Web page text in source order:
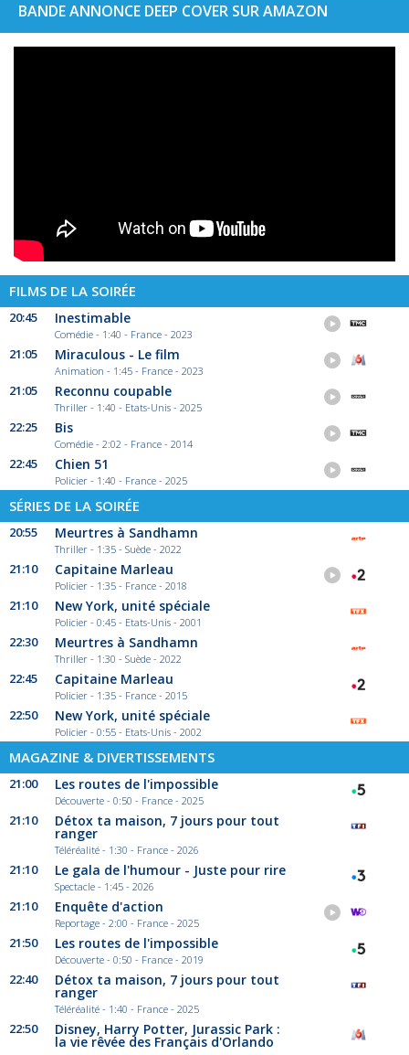
BANDE ANNONCE DEEP COVER SUR AMAZON
FILMS DE LA SOIRÉE
20:45 Inestimable
Comédie - 1:40 - France - 2023
21:05 Miraculous - Le film
Animation - 1:45 - France - 2023
21:05 Reconnu coupable
Thriller - 1:40 - Etats-Unis - 2025
22:25 Bis
Comédie - 2:02 - France - 2014
22:45 Chien 51
Policier - 1:40 - France - 2025
SÉRIES DE LA SOIRÉE
20:55 Meurtres à Sandhamn
Thriller - 1:35 - Suède - 2022
21:10 Capitaine Marleau
Policier - 1:35 - France - 2018
21:10 New York, unité spéciale
Policier - 0:45 - Etats-Unis - 2001
22:30 Meurtres à Sandhamn
Thriller - 1:30 - Suède - 2022
22:45 Capitaine Marleau
Policier - 1:35 - France - 2015
22:50 New York, unité spéciale
Policier - 0:55 - Etats-Unis - 2002
MAGAZINE & DIVERTISSEMENTS
21:00 Les routes de l'impossible
Découverte - 0:50 - France - 2025
21:10 Détox ta maison, 7 jours pour tout
ranger
Téléréalité - 1:30 - France - 2026
21:10 Le gala de l'humour - Juste pour rire
Spectacle - 1:45 - 2026
21:10 Enquête d'action
Reportage - 2:00 - France - 2025
21:50 Les routes de l'impossible
Découverte - 0:50 - France - 2019
22:40 Détox ta maison, 7 jours pour tout
ranger
Téléréalité - 1:40 - France - 2025
22:50 Disney, Harry Potter, Jurassic Park :
la vie rêvée des Français d'Orlando